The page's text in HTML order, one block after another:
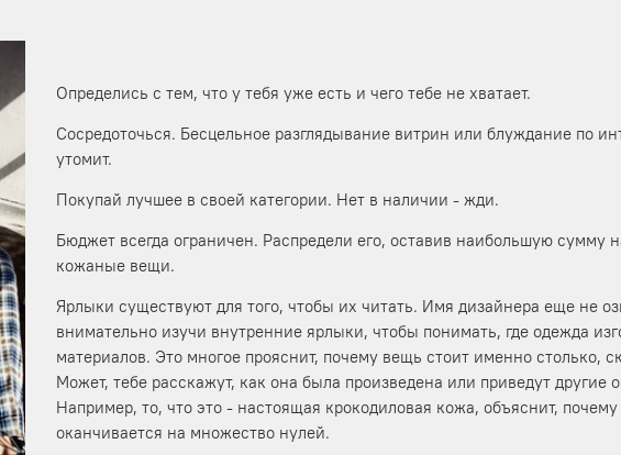
Определись с тем, что у тебя уже есть и чего тебе не хватает.
Сосредоточься. Бесцельное разглядывание витрин или блуждание по
утомит.
Покупай лучшее в своей категории. Нет в наличии - жди.
Бюджет всегда ограничен. Распредели его, оставив наибольшую сумму
кожаные вещи.
Ярлыки существуют для того, чтобы их читать. Имя дизайнера еще не
внимательно изучи внутренние ярлыки, чтобы понимать, где одежда
материалов. Это многое прояснит, почему вещь стоит именно столько,
Может, тебе расскажут, как она была произведена или приведут другие
Например, то, что это - настоящая крокодиловая кожа, объяснит,
оканчивается на множество нулей.